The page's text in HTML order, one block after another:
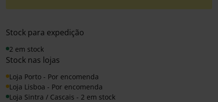
Stock para expedição
2 em stock
Stock nas lojas
Loja Porto - Por encomenda
Loja Lisboa - Por encomenda
Loja Sintra / Cascais - 2 em stock